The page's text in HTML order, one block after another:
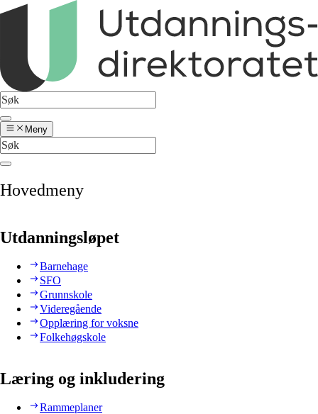
Meny
Hovedmeny
Utdanningsløpet
Barnehage
SFO
Grunnskole
Videregående
Opplæring for voksne
Folkehøgskole
Læring og inkludering
Rammeplaner